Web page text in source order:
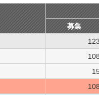
募集
123
108
108